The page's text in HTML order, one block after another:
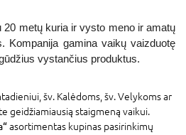
20 metų kuria ir vysto meno ir amatų
Kompanija gamina vaikų vaizduotę
vystančius produktus.
šv. Kalėdoms, šv. Velykoms ar
geidžiamiausią staigmeną vaikui.
asortimentas kupinas pasirinkimų